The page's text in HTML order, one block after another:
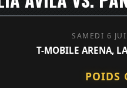
SAMEDI 6
T-MOBILE ARENA,
POIDS